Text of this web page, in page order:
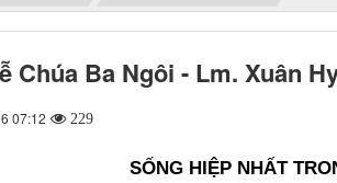
Chúa Ba Ngôi - Lm. Xuân
07:12 229
SỐNG HIỆP NHẤT